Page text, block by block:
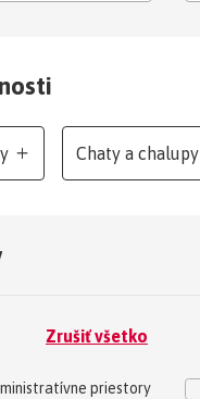
Chaty a chalupy
Zrušiť všetko
priestory